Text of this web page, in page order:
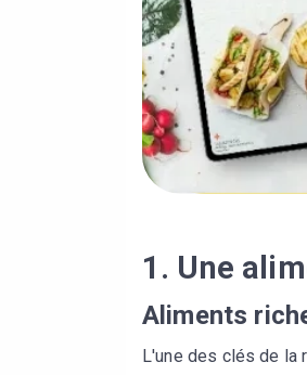
1. Une
Aliments
L'une des clés de la